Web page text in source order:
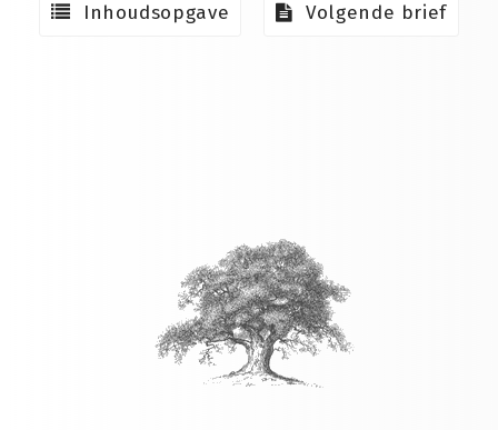
Inhoudsopgave Volgende brief